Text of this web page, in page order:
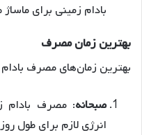
بادام زمینی برای
بهترینزمانمصرف
بهترین زمان‌های مصرف
صبحانه: مصرف بادام
انرژی لازم برای طول